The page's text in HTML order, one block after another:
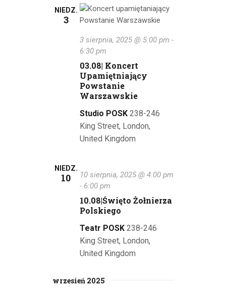
NIEDZ.
3
03.08| Koncert
Upamiętniający
Powstanie
Warszawskie
3 sierpnia, 2025 @ 5:00 pm -
6:30 pm
Studio POSK 238-246
King Street, London,
United Kingdom
NIEDZ.
10
10.08|Święto Żołnierza
Polskiego
10 sierpnia, 2025 @ 4:00 pm
- 6:00 pm
Teatr POSK 238-246
King Street, London,
United Kingdom
wrzesień 2025